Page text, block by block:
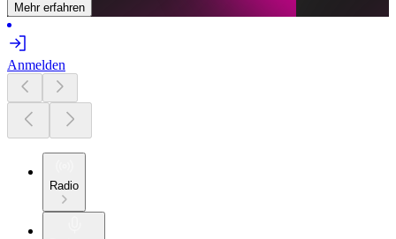
Mehr erfahren
Anmelden
Radio